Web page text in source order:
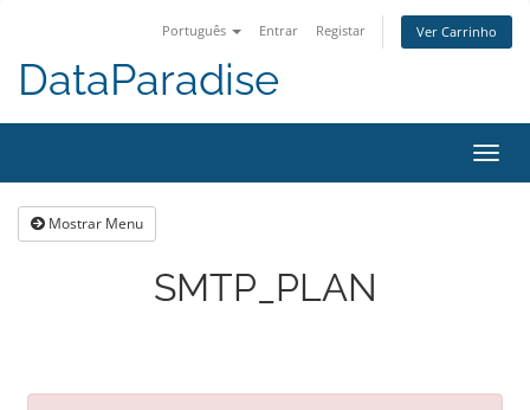
Português Entrar Registar Ver Carrinho
DataParadise
Mostrar Menu
SMTP_PLAN